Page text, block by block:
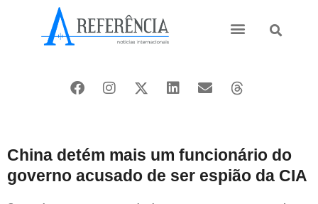
China detém mais um funcionário do
governo acusado de ser espião da CIA